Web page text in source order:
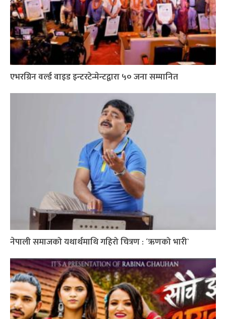
एभरग्रिन वर्ल्ड वाइड इन्टरटेन्मेन्टद्वारा ५० जना सम्मानित
नेपाली समाजको यथार्थमाथि गहिरो चित्रण : ´ऋणको भारी`